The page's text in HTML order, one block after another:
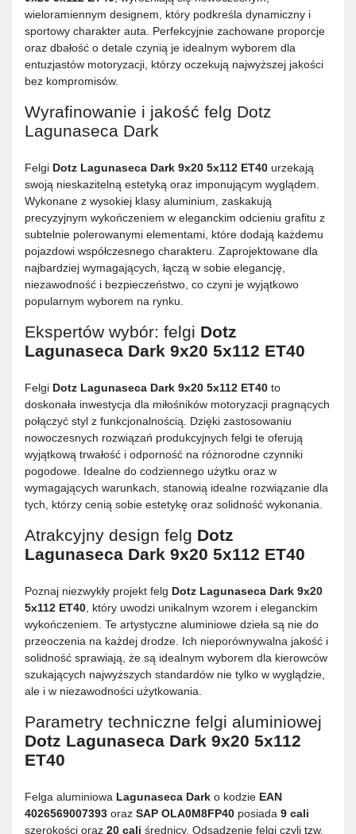
wieloramiennym designem, który podkreśla dynamiczny i
sportowy charakter auta. Perfekcyjnie zachowane proporcje
oraz dbałość o detale czynią je idealnym wyborem dla
entuzjastów motoryzacji, którzy oczekują najwyższej jakości
bez kompromisów.
Wyrafinowanie i jakość felg Dotz
Lagunaseca Dark
Felgi Dotz Lagunaseca Dark 9x20 5x112 ET40 urzekają
swoją nieskazitelną estetyką oraz imponującym wyglądem.
Wykonane z wysokiej klasy aluminium, zaskakują
precyzyjnym wykończeniem w eleganckim odcieniu grafitu z
subtelnie polerowanymi elementami, które dodają każdemu
pojazdowi współczesnego charakteru. Zaprojektowane dla
najbardziej wymagających, łączą w sobie elegancję,
niezawodność i bezpieczeństwo, co czyni je wyjątkowo
popularnym wyborem na rynku.
Ekspertów wybór: felgi Dotz
Lagunaseca Dark 9x20 5x112 ET40
Felgi Dotz Lagunaseca Dark 9x20 5x112 ET40 to
doskonała inwestycja dla miłośników motoryzacji pragnących
połączyć styl z funkcjonalnością. Dzięki zastosowaniu
nowoczesnych rozwiązań produkcyjnych felgi te oferują
wyjątkową trwałość i odporność na różnorodne czynniki
pogodowe. Idealne do codziennego użytku oraz w
wymagających warunkach, stanowią idealne rozwiązanie dla
tych, którzy cenią sobie estetykę oraz solidność wykonania.
Atrakcyjny design felg Dotz
Lagunaseca Dark 9x20 5x112 ET40
Poznaj niezwykły projekt felg Dotz Lagunaseca Dark 9x20
5x112 ET40 , który uwodzi unikalnym wzorem i eleganckim
wykończeniem. Te artystyczne aluminiowe dzieła są nie do
przeoczenia na każdej drodze. Ich nieporównywalna jakość i
solidność sprawiają, że są idealnym wyborem dla kierowców
szukających najwyższych standardów nie tylko w wyglądzie,
ale i w niezawodności użytkowania.
Parametry techniczne felgi aluminiowej
Dotz Lagunaseca Dark 9x20 5x112
ET40
Felga aluminiowa Lagunaseca Dark o kodzie EAN
4026569007393 oraz SAP OLA0M8FP40 posiada 9 cali
szerokości oraz 20 cali średnicy. Odsadzenie felgi czyli tzw.